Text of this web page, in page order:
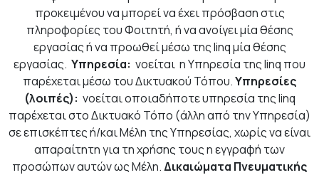
προκειμένου να μπορεί να έχει πρόσβαση στις
πληροφορίες του Φοιτητή, ή να ανοίγει μία θέσης
εργασίας ή να προωθεί μέσω της linq μία θέσης
εργασίας. Υπηρεσία: νοείται η Υπηρεσία της linq που
παρέχεται μέσω του Δικτυακού Τόπου.Υπηρεσίες
(λοιπές): νοείται οποιαδήποτε υπηρεσία της linq
παρέχεται στο Δικτυακό Τόπο (άλλη από την Υπηρεσία)
σε επισκέπτες ή/και Μέλη της Υπηρεσίας, χωρίς να είναι
απαραίτητη για τη χρήσης τους η εγγραφή των
προσώπων αυτών ως Μέλη.Δικαιώματα Πνευματικής